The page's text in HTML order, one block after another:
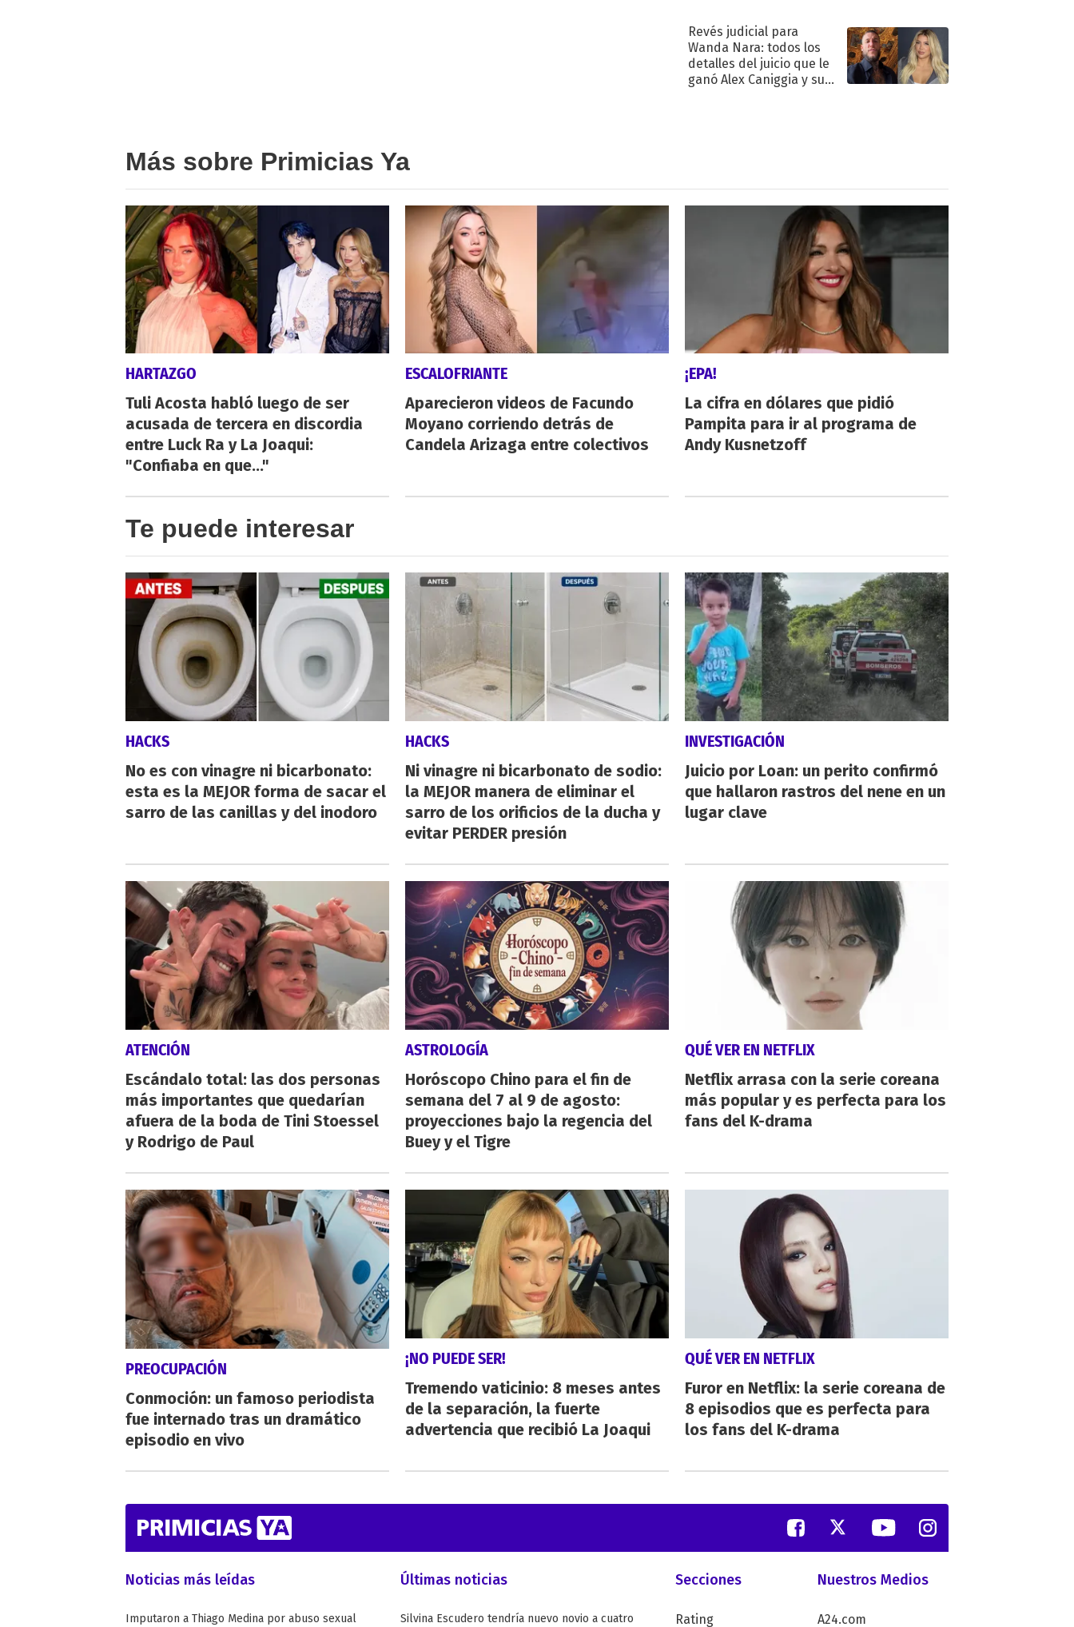
"Traidora"
Revés judicial para
Wanda Nara: todos los
detalles del juicio que le
ganó Alex Caniggia y sus
Más sobre Primicias Ya
HARTAZGO
Tuli Acosta habló luego de ser
acusada de tercera en discordia
entre Luck Ra y La Joaqui:
"Confiaba en que..."
ESCALOFRIANTE
Aparecieron videos de Facundo
Moyano corriendo detrás de
Candela Arizaga entre colectivos
¡EPA!
La cifra en dólares que pidió
Pampita para ir al programa de
Andy Kusnetzoff
Te puede interesar
HACKS
No es con vinagre ni bicarbonato:
esta es la MEJOR forma de sacar el
sarro de las canillas y del inodoro
HACKS
Ni vinagre ni bicarbonato de sodio:
la MEJOR manera de eliminar el
sarro de los orificios de la ducha y
evitar PERDER presión
INVESTIGACIÓN
Juicio por Loan: un perito confirmó
que hallaron rastros del nene en un
lugar clave
ATENCIÓN
Escándalo total: las dos personas
más importantes que quedarían
afuera de la boda de Tini Stoessel
y Rodrigo de Paul
ASTROLOGÍA
Horóscopo Chino para el fin de
semana del 7 al 9 de agosto:
proyecciones bajo la regencia del
Buey y el Tigre
QUÉ VER EN NETFLIX
Netflix arrasa con la serie coreana
más popular y es perfecta para los
fans del K-drama
PREOCUPACIÓN
Conmoción: un famoso periodista
fue internado tras un dramático
episodio en vivo
¡NO PUEDE SER!
Tremendo vaticinio: 8 meses antes
de la separación, la fuerte
advertencia que recibió La Joaqui
QUÉ VER EN NETFLIX
Furor en Netflix: la serie coreana de
8 episodios que es perfecta para
los fans del K-drama
Noticias más leídas
Imputaron a Thiago Medina por abuso sexual
Últimas noticias
Silvina Escudero tendría nuevo novio a cuatro
Secciones
Rating
Nuestros Medios
A24.com